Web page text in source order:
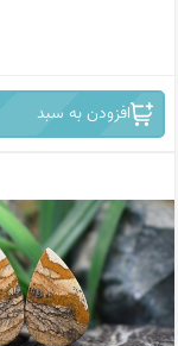
افزودن به سبد